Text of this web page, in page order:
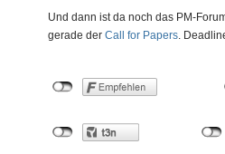
Und dann ist da noch das PM-
gerade der Call for Papers.